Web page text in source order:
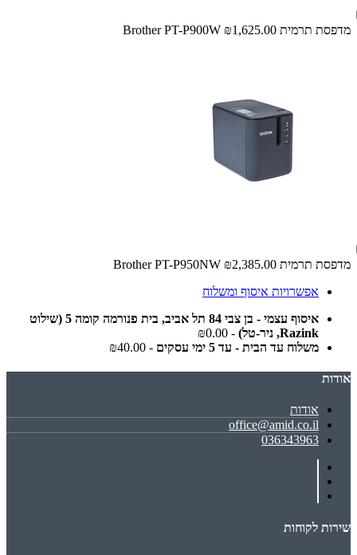
מדפסת ‏תרמית Brother PT-P900W ₪1,625.00
מדפסת ‏תרמית Brother PT-P950NW ₪2,385.00
אפשרויות איסוף ומשלוח
איסוף עצמי - בן צבי 84 תל אביב, בית פנורמה קומה 5 (שילוט
Razink, ניר-טל)
- ₪0.00
משלוח עד הבית - עד 5 ימי עסקים
- ₪40.00
אודות
אודות
office@amid.co.il
036343963
שירות לקוחות